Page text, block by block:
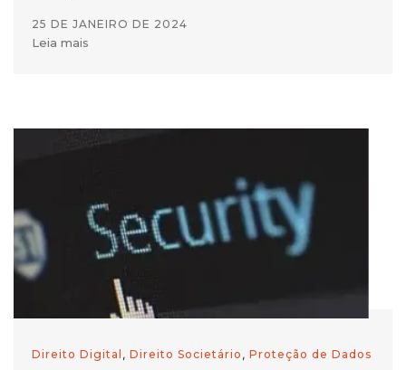
25 DE JANEIRO DE 2024
Leia mais
Direito Digital , Direito Societário , Proteção de Dados